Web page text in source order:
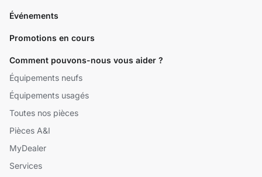
Événements
Promotions en cours
Comment pouvons-nous vous aider ?
Équipements neufs
Équipements usagés
Toutes nos pièces
Pièces A&I
MyDealer
Services